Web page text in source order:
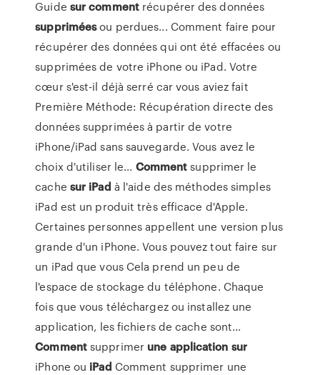
Guide sur comment récupérer des données
suppriméesou perdues... Comment faire pour
récupérer des données qui ont été effacées ou
supprimées de votre iPhone ou iPad. Votre
cœur s'est-il déjà serré car vous aviez fait
Première Méthode: Récupération directe des
données supprimées à partir de votre
iPhone/iPad sans sauvegarde. Vous avez le
choix d'utiliser le... Commentsupprimer le
cache sur iPad à l'aide des méthodes simples
iPad est un produit très efficace d'Apple.
Certaines personnes appellent une version plus
grande d'un iPhone. Vous pouvez tout faire sur
un iPad que vous Cela prend un peu de
l'espace de stockage du téléphone. Chaque
fois que vous téléchargez ou installez une
application, les fichiers de cache sont...
Commentsupprimer une application sur
iPhone ou iPad Comment supprimer une